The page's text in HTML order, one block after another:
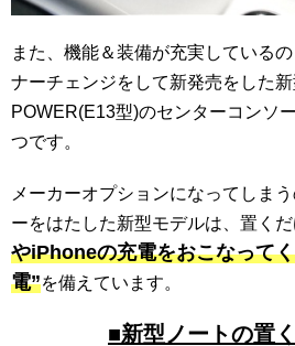
また、機能＆装備が充実している
ナーチェンジをして新発売をした
POWER(E13型)のセンターコンソ
つです。
メーカーオプションになってしま
ーをはたした新型モデルは、置く
やiPhoneの充電をおこなって
電”を備えています。
■新型ノートの置